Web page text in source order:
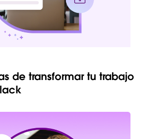
de transformar tu trabajo